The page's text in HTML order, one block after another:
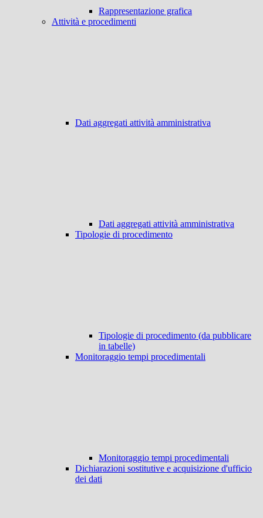
Rappresentazione grafica
Attività e procedimenti
Dati aggregati attività amministrativa
Dati aggregati attività amministrativa
Tipologie di procedimento
Tipologie di procedimento (da pubblicare
in tabelle)
Monitoraggio tempi procedimentali
Monitoraggio tempi procedimentali
Dichiarazioni sostitutive e acquisizione d'ufficio
dei dati